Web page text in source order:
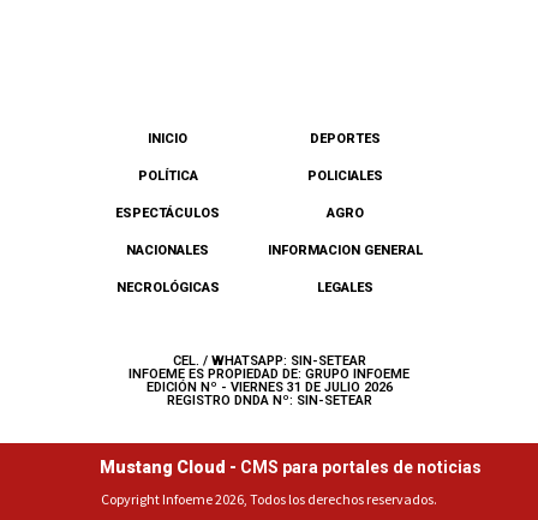
INICIO DEPORTES
POLÍTICA POLICIALES
ESPECTÁCULOS AGRO
NACIONALES INFORMACION GENERAL
NECROLÓGICAS LEGALES
CEL. / WHATSAPP: SIN-SETEAR
INFOEME ES PROPIEDAD DE: GRUPO INFOEME
EDICIÓN Nº - VIERNES 31 DE JULIO 2026
REGISTRO DNDA Nº: SIN-SETEAR
Mustang Cloud - CMS para portales de noticias
Copyright Infoeme 2026, Todos los derechos reservados.